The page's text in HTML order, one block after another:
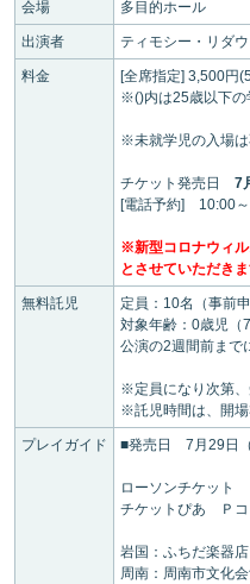
会場 多目的ホール
出演者 ティモシー・リダ
料金
[全席指定] 3,500円
※()内は25歳以下の
※未就学児の入場
チケット発売日 7
[電話予約] 10:00
※新型コロナウィ
とさせていただき
無料託児
定員：10名（事前
対象年齢：0歳児（
公演の2週間前まで
※定員になり次第
※託児時間は、開
プレイガイド ■発売日 7月29日
ローソンチケット
チケットぴあ Ｐ
岩国：ふちだ楽器店
周南：周南市文化